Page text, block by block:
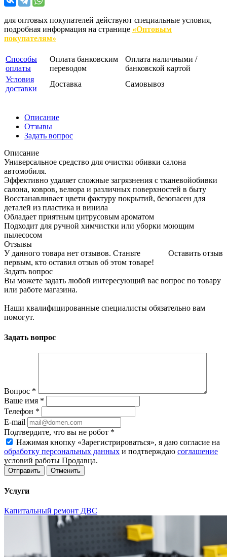
для оптовых покупателей действуют специальные условия,
подробная информация на странице «Оптовым
покупателям»
Способы
оплаты
Оплата банковским
переводом
Оплата наличными /
банковской картой
Условия
доставки
Доставка Самовывоз
Описание
Отзывы
Задать вопрос
Описание
Универсальное средство для очистки обивки салона
автомобиля.
Эффективно удаляет сложные загрязнения с тканевойобивки
салона, ковров, велюра и различных поверхностей в быту
Восстанавливает цвети фактуру покрытий, безопасен для
деталей из пластика и винила
Обладает приятным цитрусовым ароматом
Подходит для ручной химчистки или уборки моющим
пылесосом
Отзывы
Оставить отзыв
У данного товара нет отзывов. Станьте
первым, кто оставил отзыв об этом товаре!
Задать вопрос
Вы можете задать любой интересующий вас вопрос по товару
или работе магазина.
Наши квалифицированные специалисты обязательно вам
помогут.
Задать вопрос
Вопрос *
Ваше имя *
Телефон *
E-mail
Подтвердите, что вы не робот *
Нажимая кнопку «Зарегистрироваться», я даю согласие на
обработку персональных данных и подтверждаю соглашение
условий работы Продавца.
Отменить
Услуги
Капитальный ремонт ДВС